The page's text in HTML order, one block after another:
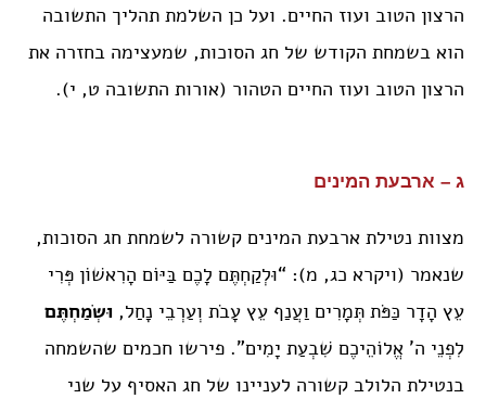
הרצון הטוב ועוז החיים. ועל כן השלמת תהליך התשובה
הוא בשמחת הקודש של חג הסוכות, שמעצימה בחזרה את
הרצון הטוב ועוז החיים הטהור (אורות התשובה ט, י).
ג – ארבעת המינים
מצוות נטילת ארבעת המינים קשורה לשמחת חג הסוכות,
שנאמר (ויקרא כג, מ): “וּלְקַחְתֶּם לָכֶם בַּיּוֹם הָרִאשׁוֹן פְּרִי
עֵץ הָדָר כַּפֹּת תְּמָרִים וַעֲנַף עֵץ עָבֹת וְעַרְבֵי נָחַל, וּשְׂמַחְתֶּם
לִפְנֵי ה’ אֱלוֹהֵיכֶם שִׁבְעַת יָמִים”. פירשו חכמים שהשמחה
בנטילת הלולב קשורה לעניינו של חג האסיף על שני